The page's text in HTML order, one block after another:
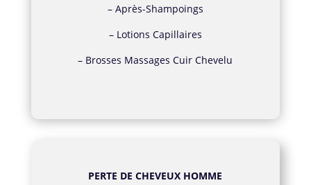
– Après-Shampoings
– Lotions Capillaires
– Brosses Massages Cuir Chevelu
PERTE DE CHEVEUX HOMME